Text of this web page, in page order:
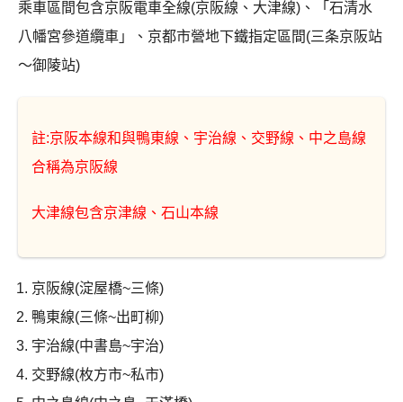
乘車區間包含京阪電車全線(京阪線、大津線)、「石清水
八幡宮參道纜車」、京都市營地下鐵指定區間(三条京阪站
〜御陵站)
註:京阪本線和與鴨東線、宇治線、交野線、中之島線
合稱為京阪線
大津線包含京津線、石山本線
京阪線(淀屋橋~三條)
鴨東線(三條~出町柳)
宇治線(中書島~宇治)
交野線(枚方市~私市)